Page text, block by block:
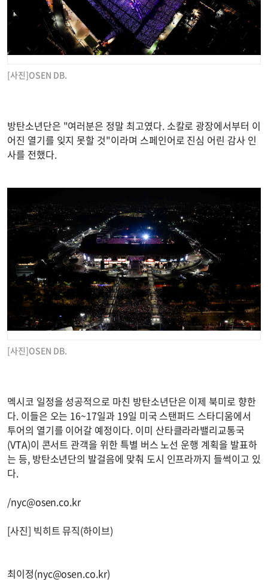
[사진]OSEN DB.
방탄소년단은 "여러분은 정말 최고였다. 소칼로 광장에서부터 이
어진 열기를 잊지 못할 것"이라며 스페인어로 진심 어린 감사 인
사를 전했다.
[사진]OSEN DB.
멕시코 일정을 성공적으로 마친 방탄소년단은 이제 북미로 향한
다. 이들은 오는 16~17일과 19일 미국 스탠퍼드 스타디움에서
투어의 열기를 이어갈 예정이다. 이미 산타클라라밸리교통국
(VTA)이 콘서트 관객을 위한 특별 버스 노선 운행 계획을 발표하
는 등, 방탄소년단의 발걸음에 맞춰 도시 인프라까지 들썩이고 있
다.
/nyc@osen.co.kr
[사진] 빅히트 뮤직(하이브)
최이정(nyc@osen.co.kr)